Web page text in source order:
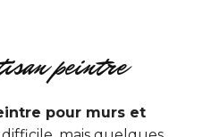
peintre
pour murs et